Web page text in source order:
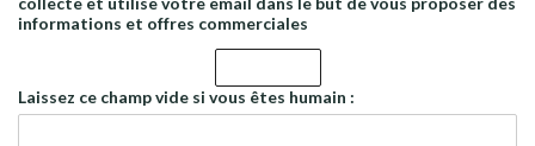
informations et offres commerciales
Laissez ce champ vide si vous êtes humain :